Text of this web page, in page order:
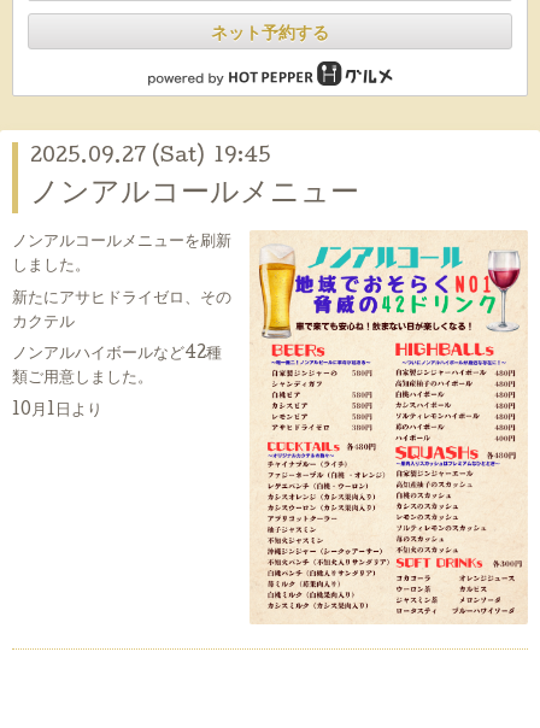
ネット予約する
2025.09.27 (Sat) 19:45
ノンアルコールメニュー
ノンアルコールメニューを刷新
しました。
新たにアサヒドライゼロ、その
カクテル
ノンアルハイボールなど42種
類ご用意しました。
10月1日より